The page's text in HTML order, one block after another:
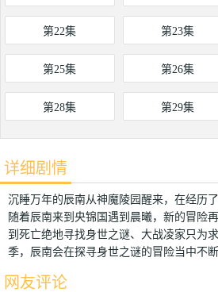
第22集 第23集
第25集 第26集
第28集 第29集
详细剧情
沉睡万年的辰南从神魔陵园醒来，在经历
随着辰南来到央锦国遇到晨曦，新的冒险
到死亡绝地寻找身世之谜、大战凌家只为
季，辰南会在探寻身世之谜的冒险当中不
网友评论